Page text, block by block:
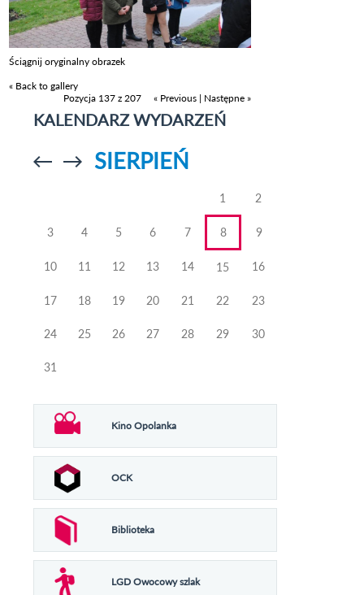
Ściągnij oryginalny obrazek
« Back to gallery
Pozycja 137 z 207
« Previous | Następne »
KALENDARZ WYDARZEŃ
Przejdź doPrzejdź do
SIERPIEŃ
1 2
3 4 5 6 7 8 9
10 11 12 13 14 15 16
17 18 19 20 21 22 23
24 25 26 27 28 29 30
31
Kino Opolanka
OCK
Biblioteka
LGD Owocowy szlak